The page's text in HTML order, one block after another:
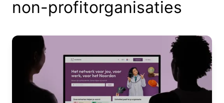
non-profitorganisaties